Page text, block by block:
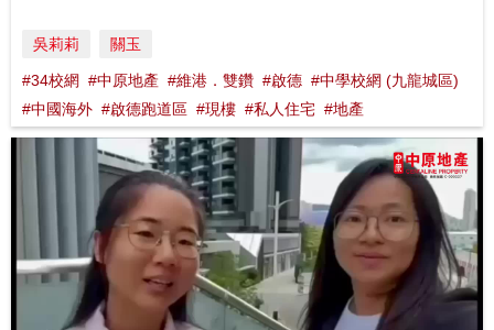
吳莉莉 關玉
#34校網 #中原地產 #維港．雙鑽 #啟德 #中學校網 (九龍城區)
#中國海外 #啟德跑道區 #現樓 #私人住宅 #地產